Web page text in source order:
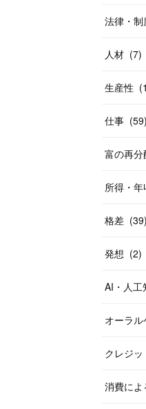
法律・制
人材 (7)
生産性 (
仕事 (59)
富の再分
所得・年
格差 (39)
発想 (2)
AI・人工
オーラ
クレジ
消費によ